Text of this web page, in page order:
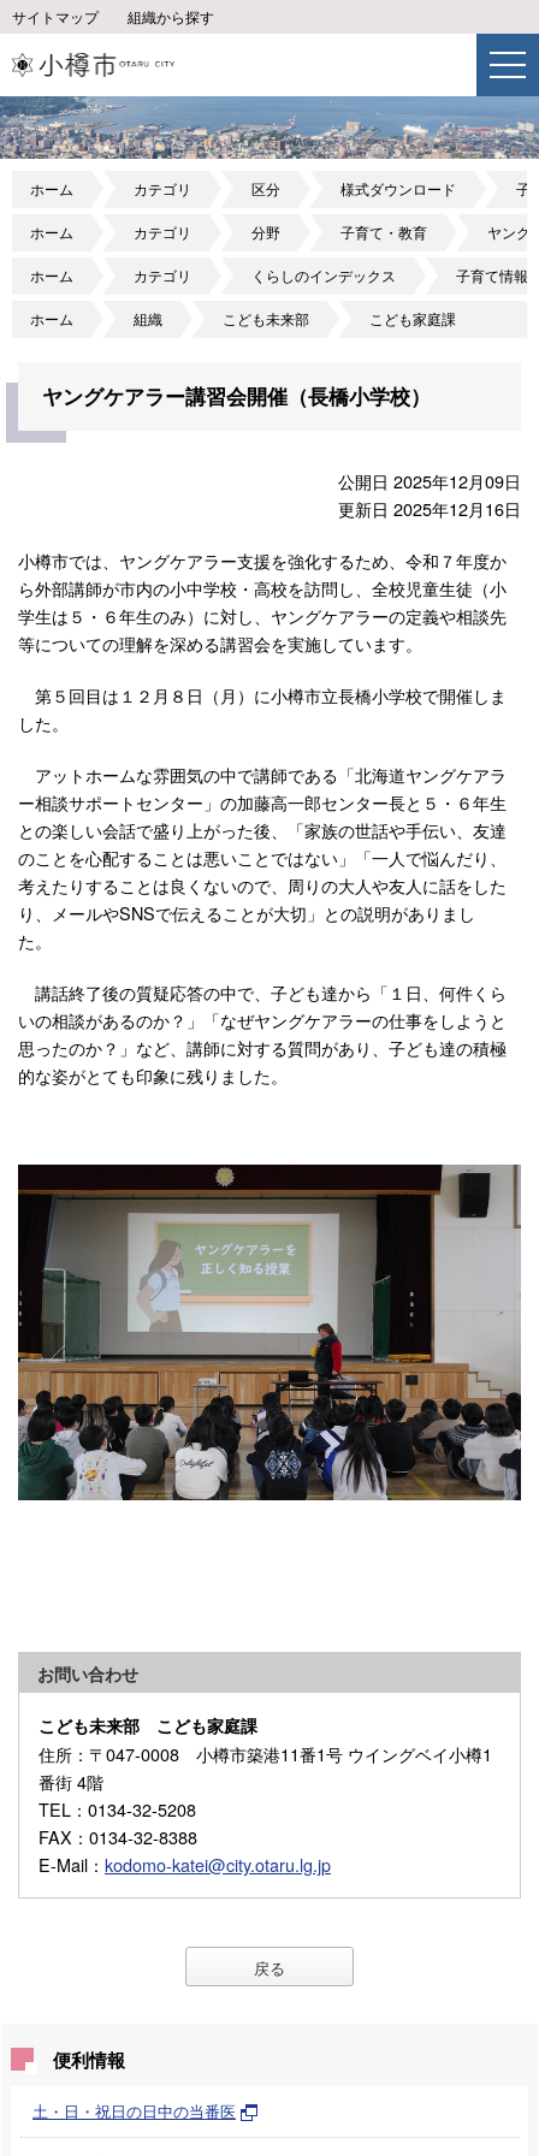
サイトマップ 組織から探す
ホーム カテゴリ 区分 様式ダウンロード 子
ホーム カテゴリ 分野 子育て・教育 ヤング
ホーム カテゴリ くらしのインデックス 子育て情報
ホーム 組織 こども未来部 こども家庭課
ヤングケアラー講習会開催（長橋小学校）
公開日 2025年12月09日
更新日 2025年12月16日
小樽市では、ヤングケアラー支援を強化するため、令和７年度か
ら外部講師が市内の小中学校・高校を訪問し、全校児童生徒（小
学生は５・６年生のみ）に対し、ヤングケアラーの定義や相談先
等についての理解を深める講習会を実施しています。
第５回目は１２月８日（月）に小樽市立長橋小学校で開催しま
した。
アットホームな雰囲気の中で講師である「北海道ヤングケアラ
ー相談サポートセンター」の加藤高一郎センター長と５・６年生
との楽しい会話で盛り上がった後、「家族の世話や手伝い、友達
のことを心配することは悪いことではない」「一人で悩んだり、
考えたりすることは良くないので、周りの大人や友人に話をした
り、メールやSNSで伝えることが大切」との説明がありまし
た。
講話終了後の質疑応答の中で、子ども達から「１日、何件くら
いの相談があるのか？」「なぜヤングケアラーの仕事をしようと
思ったのか？」など、講師に対する質問があり、子ども達の積極
的な姿がとても印象に残りました。
お問い合わせ
こども未来部 こども家庭課
住所 ：〒047-0008 小樽市築港11番1号 ウイングベイ小樽1
番街 4階
TEL ：0134-32-5208
FAX ：0134-32-8388
E-Mail ： kodomo-katei@city.otaru.lg.jp
戻る
便利情報
土・日・祝日の日中の当番医